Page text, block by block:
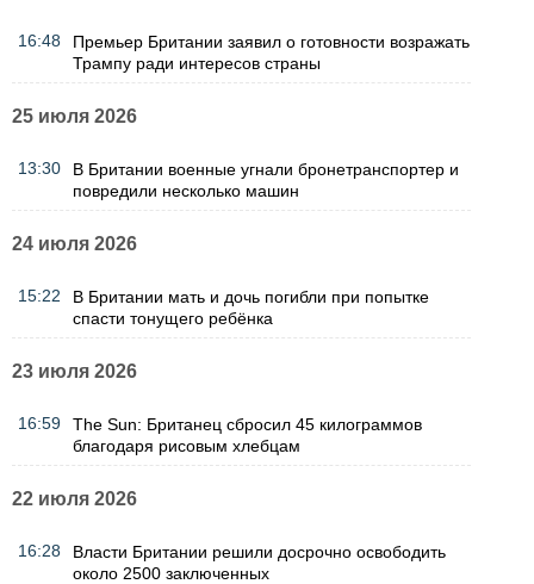
16:48
Премьер Британии заявил о готовности возражать
Трампу ради интересов страны
25 июля 2026
13:30
В Британии военные угнали бронетранспортер и
повредили несколько машин
24 июля 2026
15:22
В Британии мать и дочь погибли при попытке
спасти тонущего ребёнка
23 июля 2026
16:59
The Sun: Британец сбросил 45 килограммов
благодаря рисовым хлебцам
22 июля 2026
16:28
Власти Британии решили досрочно освободить
около 2500 заключенных